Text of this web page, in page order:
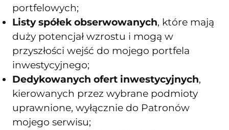
portfelowych;
Listy spółek obserwowanych, które mają
duży potencjał wzrostu i mogą w
przyszłości wejść do mojego portfela
inwestycyjnego;
Dedykowanych ofert inwestycyjnych,
kierowanych przez wybrane podmioty
uprawnione, wyłącznie do Patronów
mojego serwisu;